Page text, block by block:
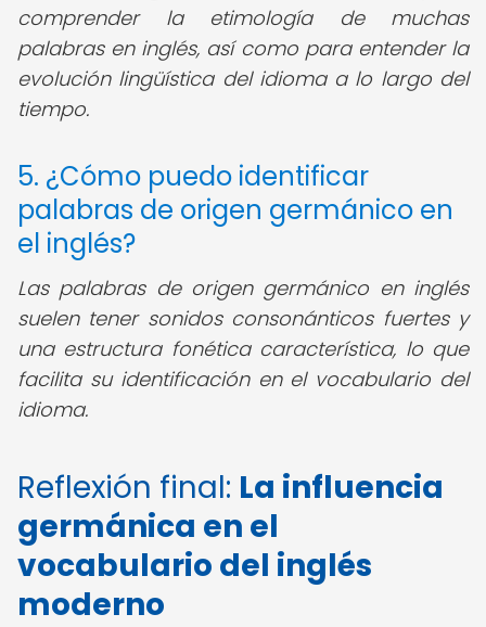
comprender la etimología de muchas
palabras en inglés, así como para entender la
evolución lingüística del idioma a lo largo del
tiempo.
5. ¿Cómo puedo identificar
palabras de origen germánico en
el inglés?
Las palabras de origen germánico en inglés
suelen tener sonidos consonánticos fuertes y
una estructura fonética característica, lo que
facilita su identificación en el vocabulario del
idioma.
Reflexión final: La influencia
germánica en el
vocabulario del inglés
moderno